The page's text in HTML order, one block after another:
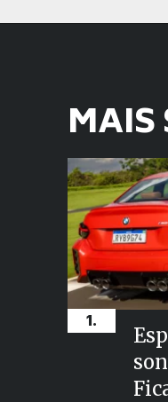
MAIS
1.